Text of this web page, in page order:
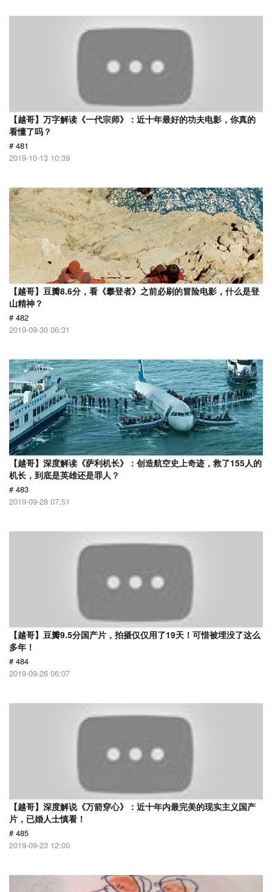
【越哥】万字解读《一代宗师》：近十年最好的功夫电影，你真的
看懂了吗？
# 481
2019-10-13 10:39
【越哥】豆瓣8.6分，看《攀登者》之前必刷的冒险电影，什么是登
山精神？
# 482
2019-09-30 06:31
【越哥】深度解读《萨利机长》：创造航空史上奇迹，救了155人的
机长，到底是英雄还是罪人？
# 483
2019-09-28 07:51
【越哥】豆瓣9.5分国产片，拍摄仅仅用了19天！可惜被埋没了这么
多年！
# 484
2019-09-26 06:07
【越哥】深度解说《万箭穿心》：近十年内最完美的现实主义国产
片，已婚人士慎看！
# 485
2019-09-23 12:00